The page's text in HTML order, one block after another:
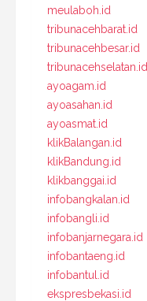
meulaboh.id
tribunacehbarat.id
tribunacehbesar.id
tribunacehselatan.id
ayoagam.id
ayoasahan.id
ayoasmat.id
klikBalangan.id
klikBandung.id
klikbanggai.id
infobangkalan.id
infobangli.id
infobanjarnegara.id
infobantaeng.id
infobantul.id
ekspresbekasi.id